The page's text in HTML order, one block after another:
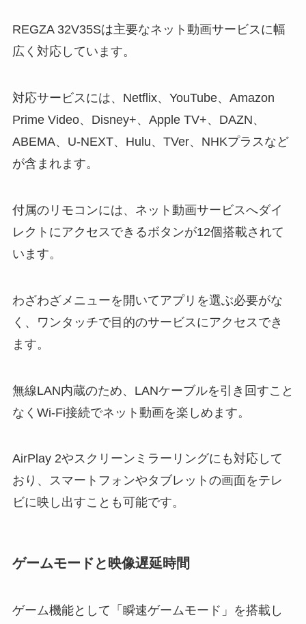
REGZA 32V35Sは主要なネット動画サービスに幅
広く対応しています。
対応サービスには、Netflix、YouTube、Amazon
Prime Video、Disney+、Apple TV+、DAZN、
ABEMA、U-NEXT、Hulu、TVer、NHKプラスなど
が含まれます。
付属のリモコンには、ネット動画サービスへダイ
レクトにアクセスできるボタンが12個搭載されて
います。
わざわざメニューを開いてアプリを選ぶ必要がな
く、ワンタッチで目的のサービスにアクセスでき
ます。
無線LAN内蔵のため、LANケーブルを引き回すこと
なくWi-Fi接続でネット動画を楽しめます。
AirPlay 2やスクリーンミラーリングにも対応して
おり、スマートフォンやタブレットの画面をテレ
ビに映し出すことも可能です。
ゲームモードと映像遅延時間
ゲーム機能として「瞬速ゲームモード」を搭載し